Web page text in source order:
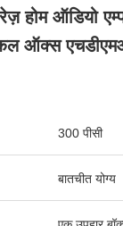
होम ऑडियो
ऑक्स
300 पीसी
बातचीत योग्य